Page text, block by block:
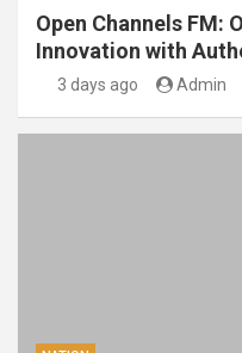
Open Channels FM:
Innovation with
3 days ago Admin